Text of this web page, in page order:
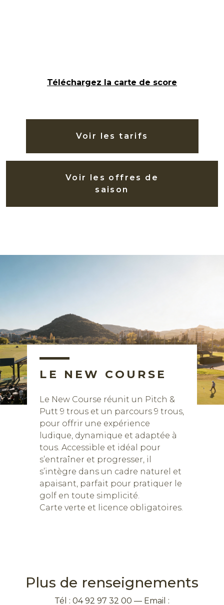
Téléchargez la carte de score
Voir les tarifs
Voir les offres de
saison
LE NEW COURSE
Le New Course réunit un Pitch &
Putt 9 trous et un parcours 9 trous,
pour offrir une expérience
ludique, dynamique et adaptée à
tous. Accessible et idéal pour
s’entraîner et progresser, il
s’intègre dans un cadre naturel et
apaisant, parfait pour pratiquer le
golf en toute simplicité.
Carte verte et licence obligatoires.
Plus de renseignements
Tél : 04 92 97 32 00 — Email :